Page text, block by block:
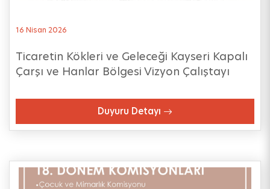
16 Nisan 2026
Ticaretin Kökleri ve Geleceği Kayseri Kapalı
Çarşı ve Hanlar Bölgesi Vizyon Çalıştayı
Duyuru Detayı